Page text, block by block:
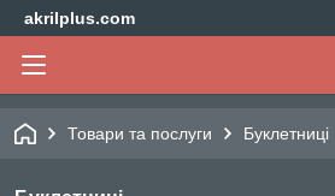
akrilplus.com
Товари та послуги Буклетниці